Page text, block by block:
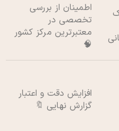
اطمینان از بررسی
تخصصی در
معتبرترین مرکز کشور
🧠
افزایش دقت و اعتبار
گزارش نهایی 🔖